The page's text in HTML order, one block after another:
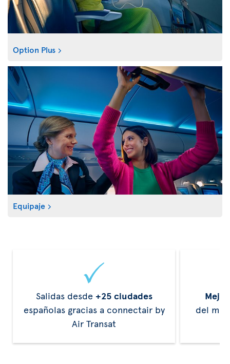
Option Plus
Equipaje
Salidas desde +25 ciudades
españolas gracias a connectair by
Air Transat
del